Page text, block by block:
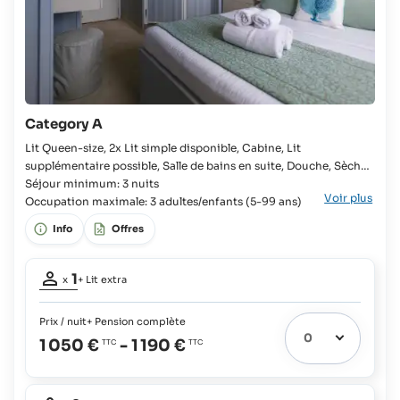
Category A
Lit Queen-size, 2x Lit simple disponible, Cabine, Lit
supplémentaire possible, Salle de bains en suite, Douche, Sèche-
cheveux, Mini réfrigérateur, Télévision, Wifi, Serviettes de plage,
Coffre-fort, Frais de port et de mouillage, Climatisation, Les
hôtes sont les bienvenus à partir de l'âge suivant Lit Queen-size,
2x Lit simple disponible, Cabine, Lit supplémentaire possible,
port et de mouillage, Les hôtes sont les bienvenus à partir de
l'âge suivant
Séjour minimum: 3 nuits
Occupation maximale: 3 adultes/enfants (5-99 ans)
Voir plus
Info Offres
Occupation
Lits
extras
2
Enfants
x 1+ Lit extra
Prix / nuit+ Pension complète
1 050 € -1 190 €
Occupation